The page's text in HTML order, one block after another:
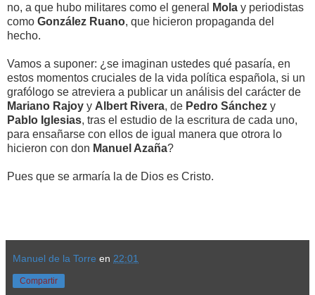
no, a que hubo militares como el general
Mola y periodistas
como González Ruano, que hicieron propaganda del
hecho.
Vamos a suponer: ¿se imaginan ustedes qué pasaría, en
estos momentos cruciales de la vida política española, si un
grafólogo se atreviera a publicar un análisis del carácter de
Mariano Rajoy y Albert Rivera, de Pedro Sánchez y
Pablo Iglesias, tras el estudio de la escritura de cada uno,
para ensañarse con ellos de igual manera que otrora lo
hicieron con don Manuel Azaña?
Pues que se armaría la de Dios es Cristo.
Manuel de la Torre en 22:01
Compartir